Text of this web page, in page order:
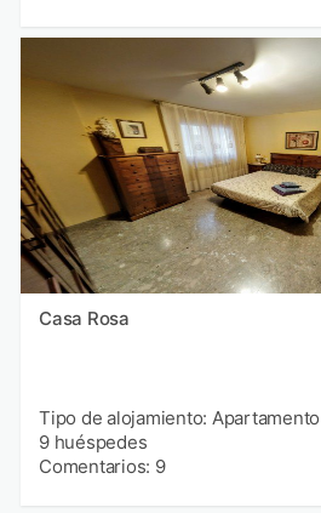
Casa Rosa
Tipo de alojamiento: Apartamento
9 huéspedes
Comentarios: 9